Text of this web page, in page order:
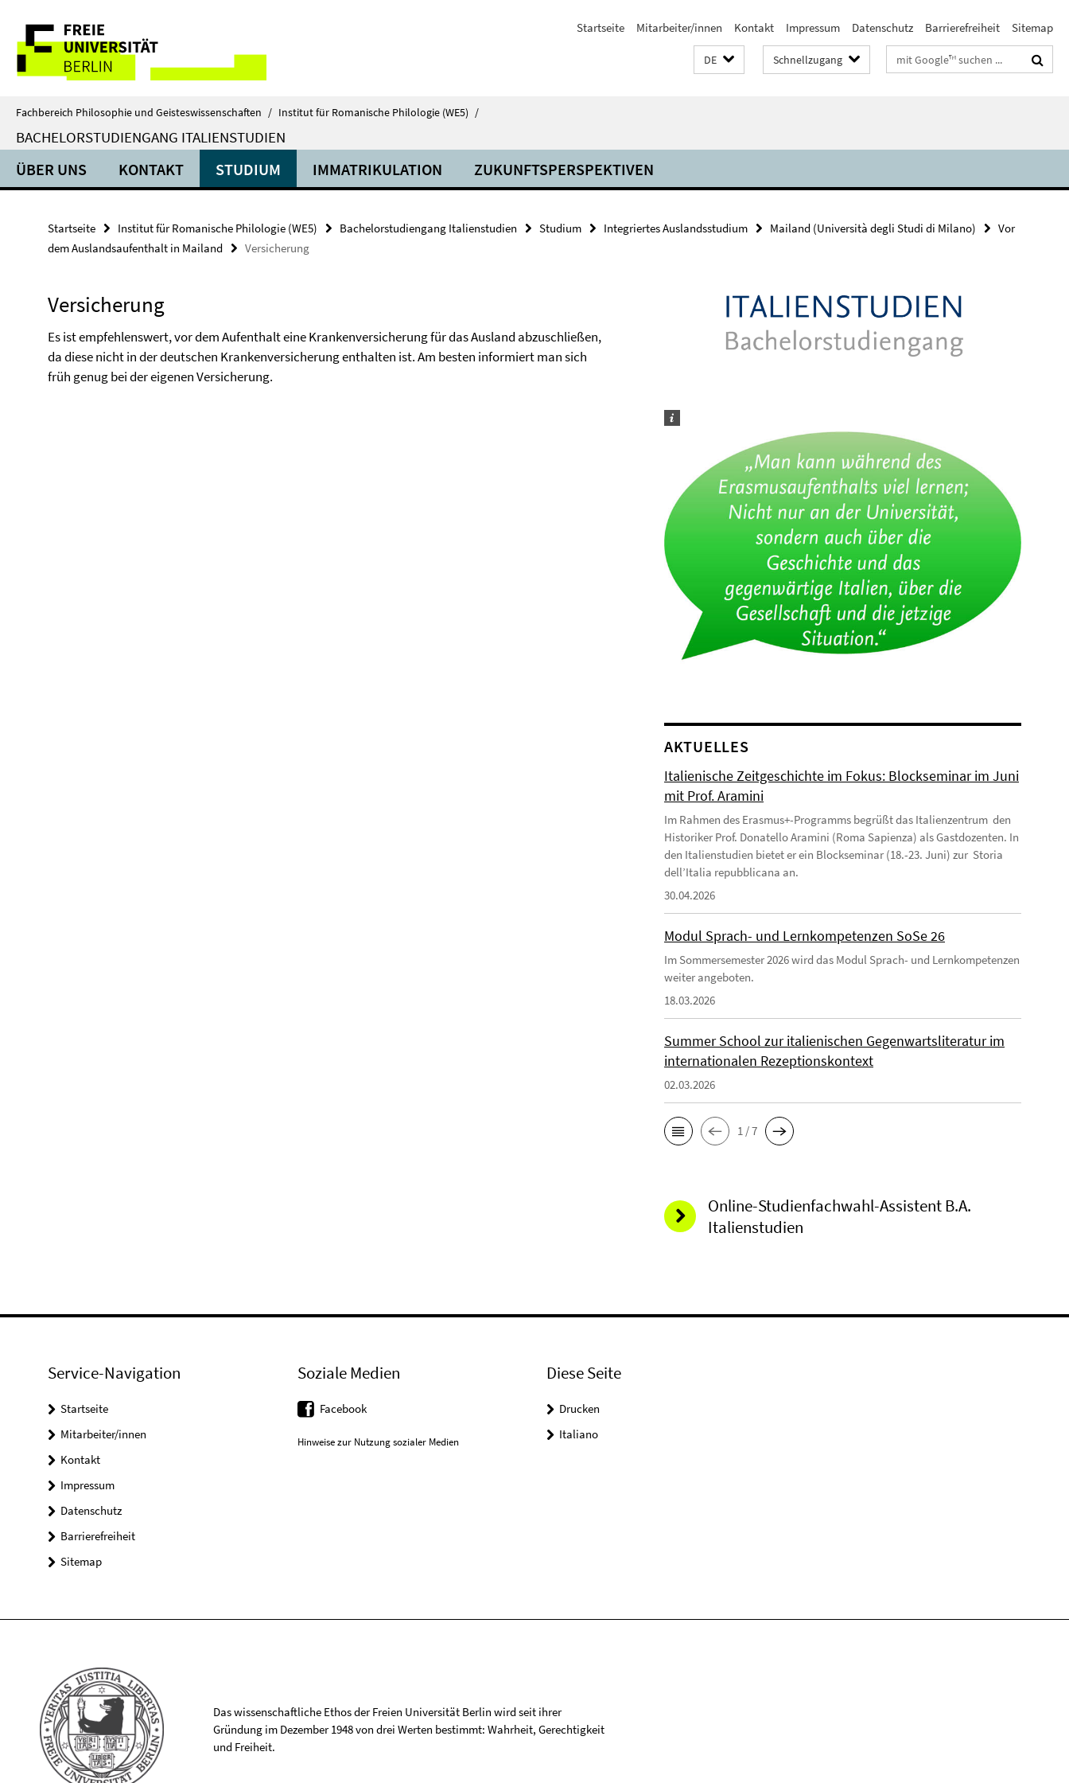
direkt
Inhalt
Service-
Navigation
Startseite Mitarbeiter/innen Kontakt Impressum Datenschutz Barrierefreiheit Sitemap
DE Schnellzugang Suchbegriffe
Fachbereich Philosophie und Geisteswissenschaften / Institut für Romanische Philologie (WE5) /
BACHELORSTUDIENGANG ITALIENSTUDIEN
ÜBER UNS KONTAKT STUDIUM IMMATRIKULATION ZUKUNFTSPERSPEKTIVEN
Startseite Institut für Romanische Philologie (WE5) Bachelorstudiengang Italienstudien Studium Integriertes Auslandsstudium Mailand (Università degli Studi di Milano)
Vor
dem Auslandsaufenthalt in Mailand
Versicherung
Versicherung
Es ist empfehlenswert, vor dem Aufenthalt eine Krankenversicherung für das Ausland abzuschließen,
da diese nicht in der deutschen Krankenversicherung enthalten ist. Am besten informiert man sich
früh genug bei der eigenen Versicherung.
AKTUELLES
Italienische Zeitgeschichte im Fokus: Blockseminar im Juni
mit Prof. Aramini
Im Rahmen des Erasmus+-Programms begrüßt das Italienzentrum den
Historiker Prof. Donatello Aramini (Roma Sapienza) als Gastdozenten. In
den Italienstudien bietet er ein Blockseminar (18.-23. Juni) zur Storia
dell’Italia repubblicana an.
30.04.2026
Modul Sprach- und Lernkompetenzen SoSe 26
Im Sommersemester 2026 wird das Modul Sprach- und Lernkompetenzen
weiter angeboten.
18.03.2026
Summer School zur italienischen Gegenwartsliteratur im
internationalen Rezeptionskontext
02.03.2026
1 / 7
Online-Studienfachwahl-Assistent B.A.
Italienstudien
Service-Navigation
Startseite
Mitarbeiter/innen
Kontakt
Impressum
Datenschutz
Barrierefreiheit
Sitemap
Soziale Medien
Facebook
Hinweise zur Nutzung sozialer Medien
Diese Seite
Drucken
Italiano
Das wissenschaftliche Ethos der Freien Universität Berlin wird seit ihrer
Gründung im Dezember 1948 von drei Werten bestimmt: Wahrheit, Gerechtigkeit
und Freiheit.